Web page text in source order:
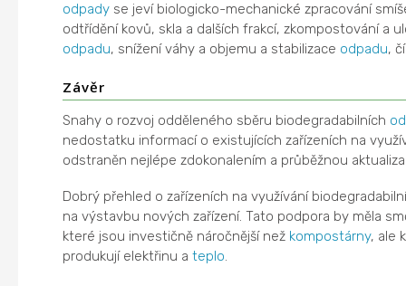
odpady se jeví biologicko-mechanické zpracování
odtřídění kovů, skla a dalších frakcí, zkompostování a
odpadu, snížení váhy a objemu a stabilizace odpadu,
Závěr
Snahy o rozvoj odděleného sběru biodegradabilních
nedostatku informací o existujících zařízeních na
odstraněn nejlépe zdokonalením a průběžnou
Dobrý přehled o zařízeních na využívání
na výstavbu nových zařízení. Tato podpora by měla
které jsou investičně náročnější než kompostárny, ale
produkují elektřinu ateplo